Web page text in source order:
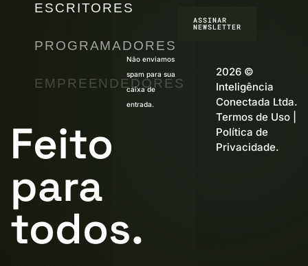
Feito
para
todos.
ESCRITORES
PROGRAMADORES
EMPREENDEDORES
ASSINAR
NEWSLETTER
Não enviamos
spam para sua
caixa de
entrada.
2026 ©
Inteligência
Conectada Ltda.
Termos de Uso|
Política de
Privacidade.